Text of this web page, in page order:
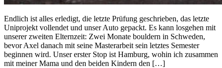
Endlich ist alles erledigt, die letzte Prüfung geschrieben, das letzte
Uniprojekt vollendet und unser Auto gepackt. Es kann losgehen mit
unserer zweiten Elternzeit: Zwei Monate bouldern in Schweden,
bevor Axel danach mit seine Masterarbeit sein letztes Semester
beginnen wird. Unser erster Stop ist Hamburg, wohin ich zusammen
mit meiner Mama und den beiden Kindern den […]